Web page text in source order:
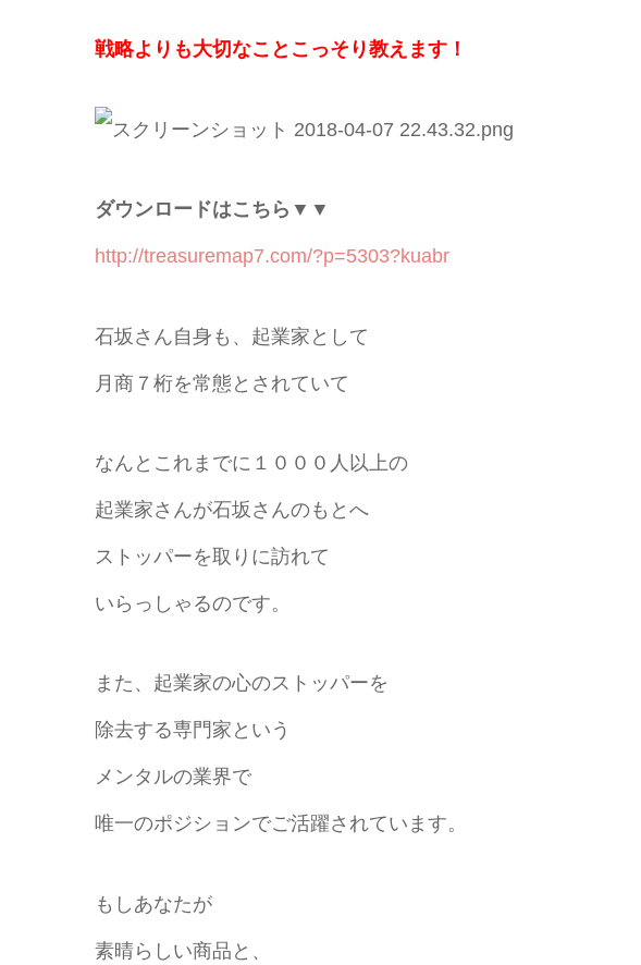
戦略よりも⼤切なことこっそり教えます！
ダウンロードはこちら▼▼
http://treasuremap7.com/?p=5303?kuabr
石坂さん自身も、起業家として
月商７桁を常態とされていて
なんとこれまでに１０００人以上の
起業家さんが石坂さんのもとへ
ストッパーを取りに訪れて
いらっしゃるのです。
また、起業家の心のストッパーを
除去する専門家という
メンタルの業界で
唯一のポジションでご活躍されています。
もしあなたが
素晴らしい商品と、